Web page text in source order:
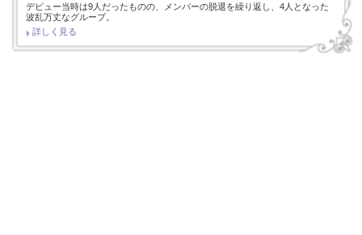
デビュー当時は9人だったものの、メンバーの脱退を繰り返し、4人となった
波乱万丈なグループ。
詳しく見る